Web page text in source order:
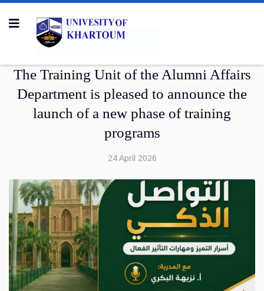
The Training Unit of the Alumni Affairs
Department is pleased to announce the
launch of a new phase of training
programs
24 April 2026